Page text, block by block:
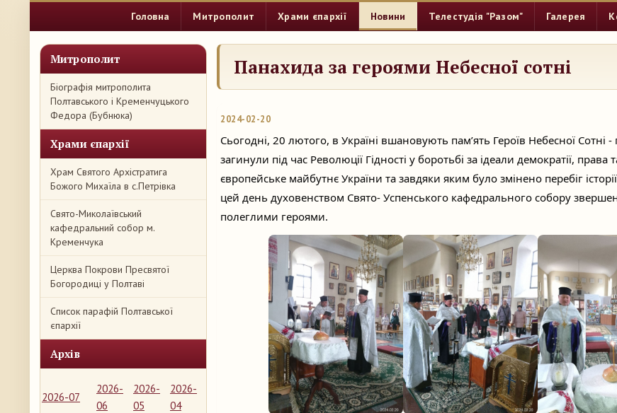
Головна Митрополит Храми єпархії Новини Телестудія "Разом" Галерея
Митрополит
Біографія митрополита
Полтавського і Кременчуцького
Федора (Бубнюка)
Храми єпархії
Храм Святого Архістратига
Божого Михаїла в с.Петрівка
Свято-Миколаївський
кафедральний собор м.
Кременчука
Церква Покрови Пресвятої
Богородиці у Полтаві
Список парафій Полтавської
єпархії
Архів
2026-07
2026-
06
2026-
05
2026-
04
Панахида за героями Небесної сотні
2024-02-20
Сьогодні, 20 лютого, в Україні вшановують пам’ять Героїв Небесної Сотні -
загинули під час Революції Гідності у боротьбі за ідеали демократії,
європейське майбутнє України та завдяки яким було змінено перебіг
цей день духовенством Свято- Успенського кафедрального собору
полеглими героями.